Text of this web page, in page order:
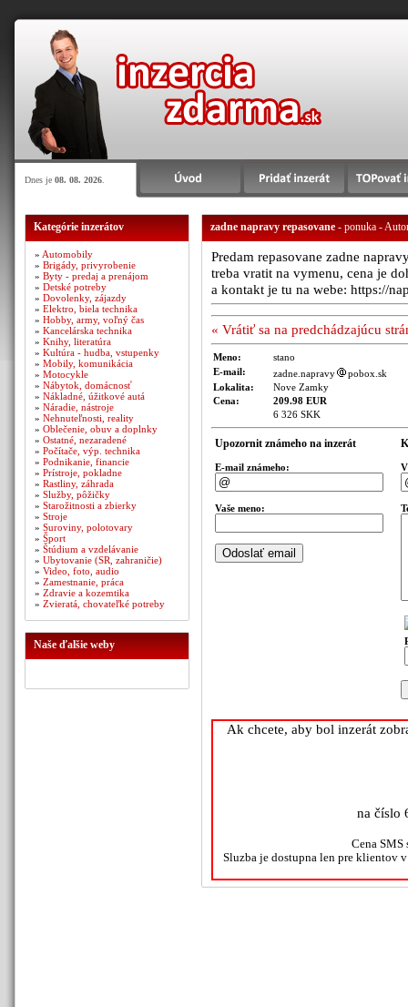
Dnes je 08. 08. 2026
Kategórie inzerátov
» Automobily
» Brigády, privyrobenie
» Byty - predaj a prenájom
» Detské potreby
» Dovolenky, zájazdy
» Elektro, biela technika
» Hobby, army, voľný čas
» Kancelárska technika
» Knihy, literatúra
» Kultúra - hudba, vstupenky
» Mobily, komunikácia
» Motocykle
» Nábytok, domácnosť
» Nákladné, úžitkové autá
» Náradie, nástroje
» Nehnuteľnosti, reality
» Oblečenie, obuv a doplnky
» Ostatné, nezaradené
» Počítače, výp. technika
» Podnikanie, financie
» Prístroje, pokladne
» Rastliny, záhrada
» Služby, pôžičky
» Starožitnosti a zbierky
» Stroje
» Suroviny, polotovary
» Šport
» Štúdium a vzdelávanie
» Ubytovanie (SR, zahraničie)
» Video, foto, audio
» Zamestnanie, práca
» Zdravie a kozemtika
» Zvieratá, chovateľké potreby
Naše ďalšie weby
zadne napravy repasovane- ponuka -
Predam repasovane zadne
treba vratit na vymenu, cena je
a kontakt je tu na webe: https://
« Vrátiť sa na predchádzajúcu
Meno:
stano
E-mail:
zadne.napravy
pobox.sk
Lokalita:
Nove Zamky
Cena:
209.98 EUR
6 326 SKK
Upozornit známeho na inzerát
E-mail známeho:
Vaše meno:
Ak chcete, aby bol inzerát
na číslo
Cena SMS
Sluzba je dostupna len pre klientov